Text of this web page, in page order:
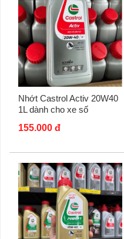
Nhớt Castrol Activ 20W40
1L dành cho xe số
155.000 đ